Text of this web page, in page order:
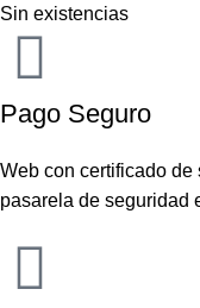
Sin existencias
Pago Seguro
Web con certificado
pasarela de seguridad